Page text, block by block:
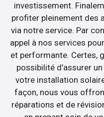
investissement.
profiter pleinement des
via notre service. Par
appel à nos services
et performante. Certes,
possibilité d’assurer
votre installation
façon, nous vous
réparations et de